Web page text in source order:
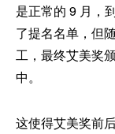
是正常的 9 月，
了提名名单，但
工，最终艾美奖
中。
这使得艾美奖前